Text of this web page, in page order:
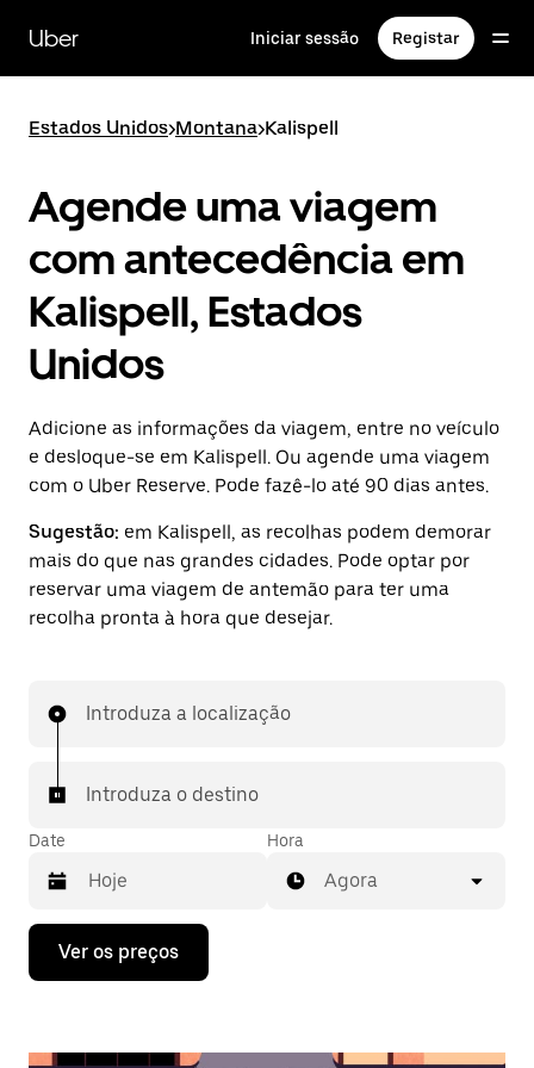
para
conteúdo
Uber Iniciar sessão Registar
Estados Unidos>Montana>Kalispell
Agende uma viagem
com antecedência em
Kalispell, Estados
Unidos
Adicione as informações da viagem, entre no veículo
e desloque-se em Kalispell. Ou agende uma viagem
com o Uber Reserve. Pode fazê-lo até 90 dias antes.
Sugestão: em Kalispell, as recolhas podem demorar
mais do que nas grandes cidades. Pode optar por
reservar uma viagem de antemão para ter uma
recolha pronta à hora que desejar.
Introduza a localização
Introduza o destino
Date
Prima
tecla
Hora
Agora
Ver os preços